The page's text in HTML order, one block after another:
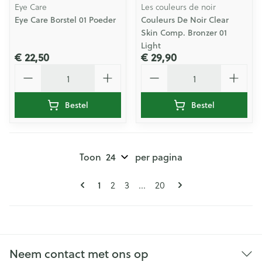
Eye Care
Eye Care Borstel 01 Poeder
€ 22,50
Bestel
Les couleurs de noir
Couleurs De Noir Clear
Skin Comp. Bronzer 01
Light
€ 29,90
Bestel
Pagina's
U lees momenteel pagina
1 Pagina
2 Pagina
3 ... Pagina
20
Toon per pagina
Neem contact met ons op